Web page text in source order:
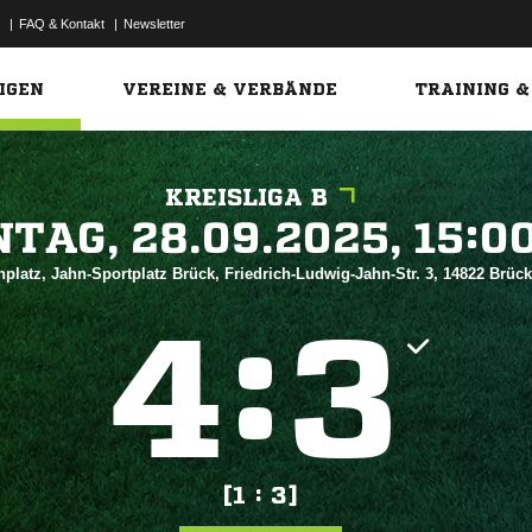
| FAQ & Kontakt | Newsletter
VEREINE & VERBÄNDE TRAINING &
KREISLIGA B

Jahn-Sportplatz Brück, Friedrich-Ludwig-Jahn-Str. 3, 14822
:
[1 : 3]